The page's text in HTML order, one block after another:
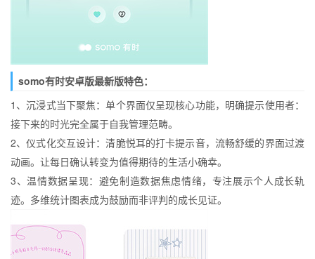
somo有时安卓版最新版特色：
1、沉浸式当下聚焦：单个界面仅呈现核心功能，明确提示使用者：
接下来的时光完全属于自我管理范畴。
2、仪式化交互设计：清脆悦耳的打卡提示音，流畅舒缓的界面过渡
动画。让每日确认转变为值得期待的生活小确幸。
3、温情数据呈现：避免制造数据焦虑情绪，专注展示个人成长轨
迹。多维统计图表成为鼓励而非评判的成长见证。